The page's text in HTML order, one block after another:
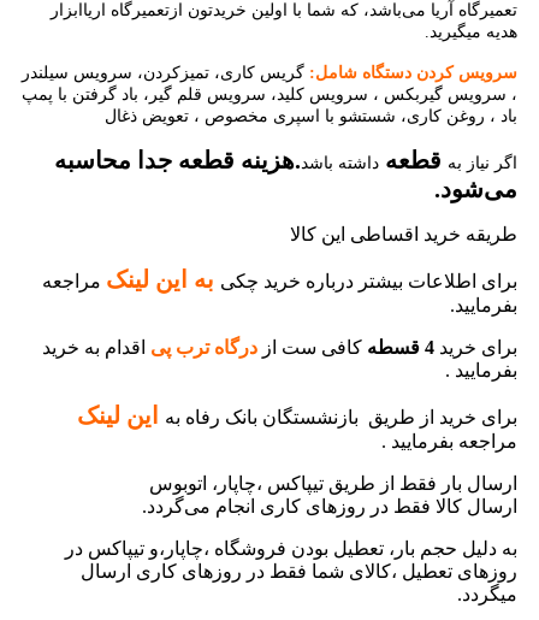
تعمیرگاه آریا می‌باشد، که شما با اولین خریدتون ازتعمیرگاه اریاابزار
هدیه میگیرید.
سرویس کردن دستگاه شامل: گریس کاری، تمیزکردن، سرویس سیلندر
، سرویس گیربکس ، سرویس کلید، سرویس قلم گیر، باد گرفتن با پمپ
باد ، روغن کاری، شستشو با اسپری مخصوص ، تعویض ذغال
اگر نیاز به قطعه داشته باشد.هزینه قطعه جدا محاسبه
می‌شود.
طریقه خرید اقساطی این کالا
برای اطلاعات بیشتر درباره خرید چکی به این لینک مراجعه
بفرمایید.
برای خرید کافی ست از درگاه ترب پی اقدام به خرید
بفرمایید .
برای خرید از طریق بازنشستگان بانک رفاه به این لینک
مراجعه بفرمایید .
ارسال بار فقط از طریق تیپاکس ،چاپار، اتوبوس
ارسال کالا فقط در روزهای کاری انجام می‌گردد.
به دلیل حجم بار، تعطیل بودن فروشگاه ،چاپار،و تیپاکس در
روزهای تعطیل ،کالای شما فقط در روزهای کاری ارسال
میگردد.